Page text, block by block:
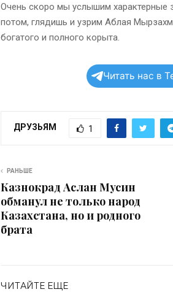
Очень скоро мы услышим характерные
потом, глядишь и узрим Аблая
богатого и полного корыта.
Читать нас в
ДРУЗЬЯМ 1
РАНЬШЕ
Казнокрад Аслан Мусин
обманул не только народ
Казахстана, но и родного
брата
ЧИТАЙТЕ ЕЩЕ